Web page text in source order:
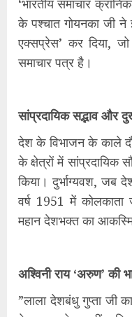
के पश्चात गोयनका जी ने
एक्सप्रेस’ कर दिया,
समाचार पत्र है।
​सांप्रदायिक सद्भाव और
​देश के विभाजन के काले
के क्षेत्रों में सांप्रदायिक
किया। दुर्भाग्यवश, जब
वर्ष 1951 में
महान देशभक्त का
​अश्विनी राय ‘अरुण’ की
​”लाला देशबंधु गुप्ता जी